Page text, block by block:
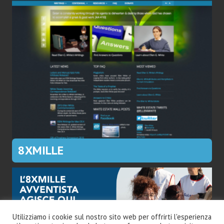
8XMILLE
Utilizziamo i cookie sul nostro sito web per offrirti l'esperienza